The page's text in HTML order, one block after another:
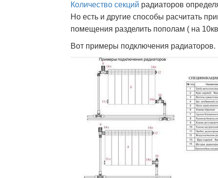
Количество секций радиаторов
Но есть и другие способы расчитать
помещения разделить пополам ( на
Вот примеры подключения радиаторов.